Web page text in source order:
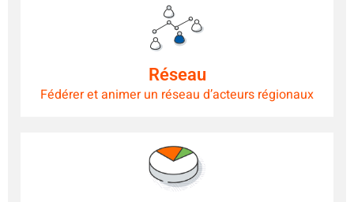
Réseau
Fédérer et animer un réseau d’acteurs régionaux